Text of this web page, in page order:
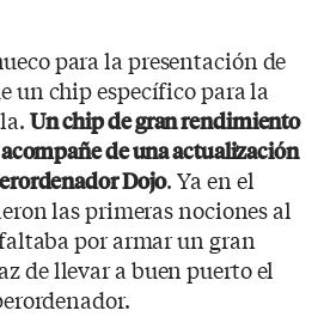
para la presentación de
un chip específico para la
Un chip de gran rendimiento
de una actualización
Dojo. Ya en el
las primeras nociones al
por armar un gran
de llevar a buen puerto el